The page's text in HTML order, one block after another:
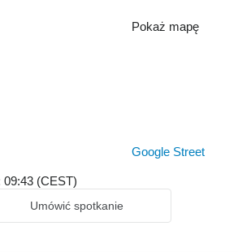
Pokaż mapę
Google Street
(CEST)
Umówić spotkanie